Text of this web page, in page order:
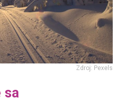
Zdroj: Pexels
sa